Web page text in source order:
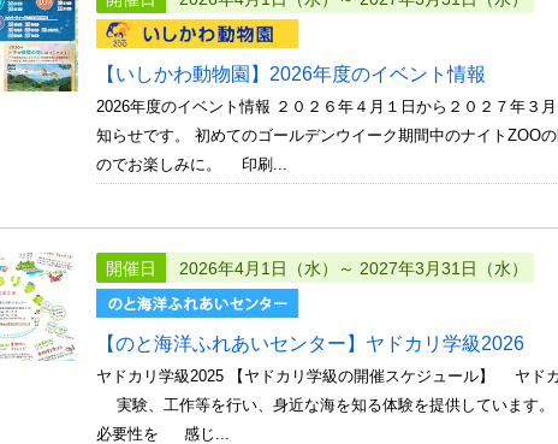
【いしかわ動物園】2026年度のイベント情報
2026年度のイベント情報 ２０２６年４月１日から２０２７年３
知らせです。 初めてのゴールデンウイーク期間中のナイトZOO
のでお楽しみに。 印刷...
開催日 2026年4月1日（水）～ 2027年3月31日（水）
【のと海洋ふれあいセンター】ヤドカリ学級2026
ヤドカリ学級2025 【ヤドカリ学級の開催スケジュール】 ヤド
実験、工作等を行い、身近な海を知る体験を提供しています
必要性を 感じ...